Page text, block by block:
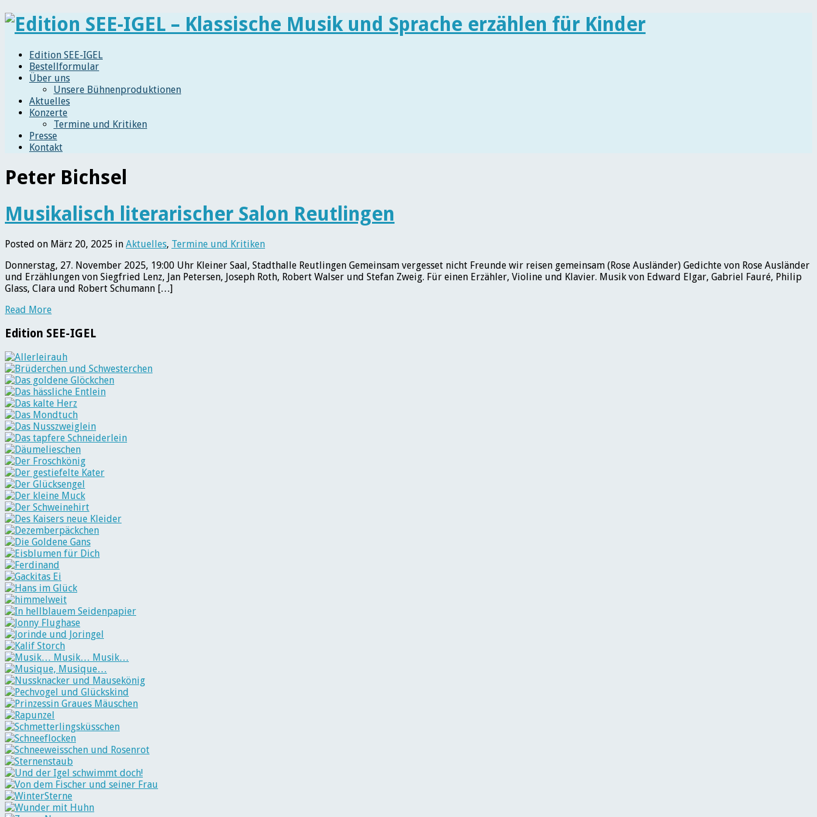
Edition SEE-IGEL
Bestellformular
Über uns
Unsere Bühnenproduktionen
Aktuelles
Konzerte
Termine und Kritiken
Presse
Kontakt
Peter Bichsel
Musikalisch literarischer Salon Reutlingen
Posted on März 20, 2025 in Aktuelles, Termine und Kritiken
Donnerstag, 27. November 2025, 19:00 Uhr Kleiner Saal, Stadthalle Reutlingen Gemeinsam vergesset nicht Freunde wir reisen gemeinsam (Rose Ausländer) Gedichte von Rose Ausländer
und Erzählungen von Siegfried Lenz, Jan Petersen, Joseph Roth, Robert Walser und Stefan Zweig. Für einen Erzähler, Violine und Klavier. Musik von Edward Elgar, Gabriel Fauré, Philip
Glass, Clara und Robert Schumann […]
Read More
Edition SEE-IGEL